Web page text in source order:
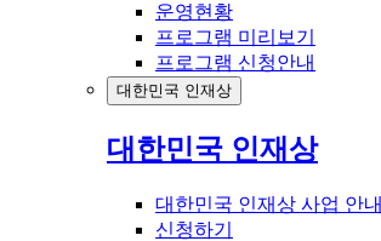
운영현황
프로그램 미리보기
프로그램 신청안내
대한민국 인재상
대한민국 인재상
대한민국 인재상 사업 안내
신청하기